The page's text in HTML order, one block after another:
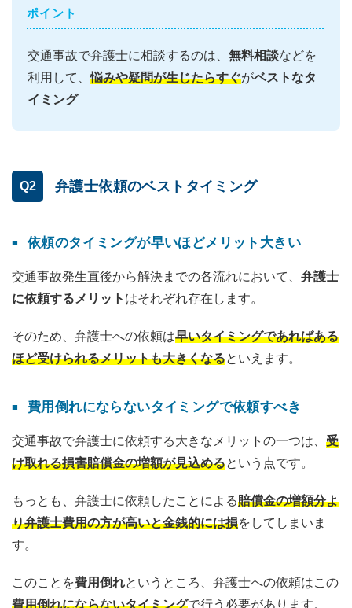
ポイント
交通事故で弁護士に相談するのは、 無料相談などを
利用して、悩みや疑問が生じたらすぐがベストなタ
イミング
Q2 弁護士依頼のベストタイミング
依頼のタイミングが早いほどメリット大きい
交通事故発生直後から解決までの各流れにおいて、 弁護士
に依頼するメリット はそれぞれ存在します。
そのため、弁護士への依頼は早いタイミングであればある
ほど受けられるメリットも大きくなるといえます。
費用倒れにならないタイミングで依頼すべき
交通事故で弁護士に依頼する大きなメリットの一つは、 受
け取れる損害賠償金の増額が見込めるという点です。
もっとも、弁護士に依頼したことによる賠償金の増額分よ
り弁護士費用の方が高いと金銭的には損をしてしまいま
す。
このことを費用倒れというところ、弁護士への依頼はこの
費用倒れにならないタイミングで行う必要があります。